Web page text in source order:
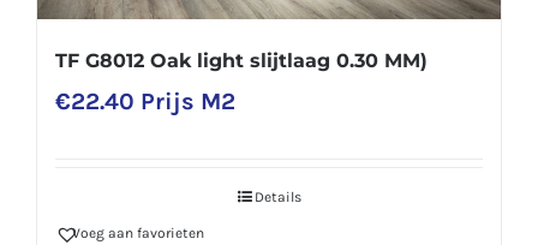
TF G8012 Oak light slijtlaag 0.30 MM)
€22.40 Prijs M2
Details
Voeg aan favorieten